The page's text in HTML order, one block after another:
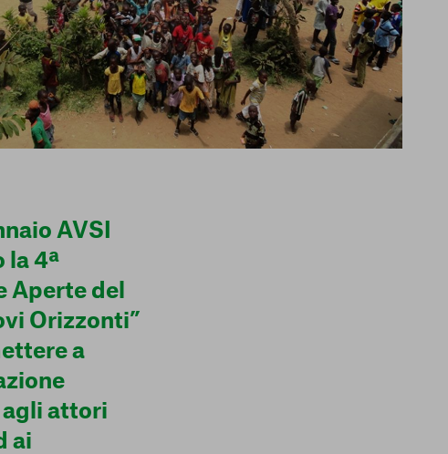
AVSI
la 4ª
Aperte del
Orizzonti”
a
attori
ai